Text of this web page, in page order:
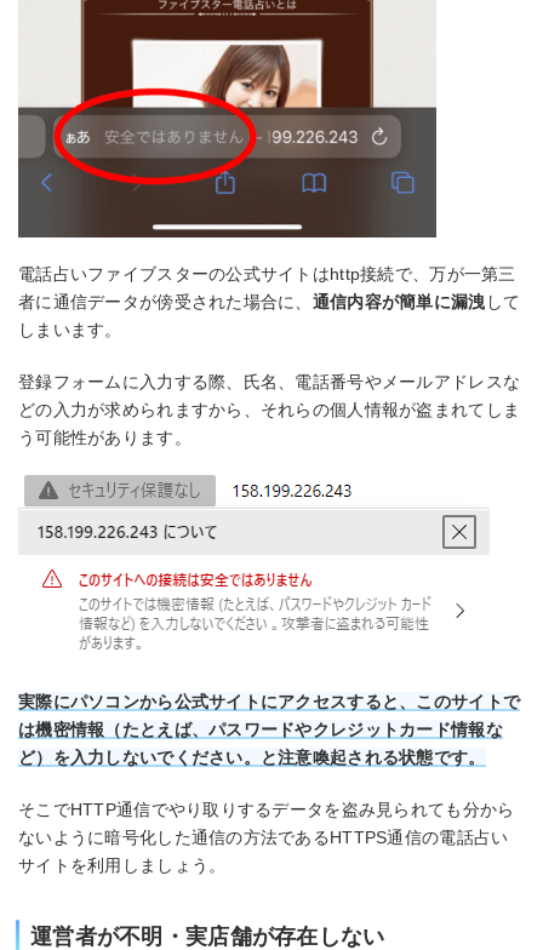
電話占いファイブスターの公式サイトはhttp接続で、万が一第三
者に通信データが傍受された場合に、 通信内容が簡単に漏洩 して
しまいます。
登録フォームに入力する際、氏名、電話番号やメールアドレスな
どの入力が求められますから、それらの個人情報が盗まれてしま
う可能性があります。
実際にパソコンから公式サイトにアクセスすると、このサイトで
は機密情報（たとえば、パスワードやクレジットカード情報な
ど）を入力しないでください。と注意喚起される状態です。
そこでHTTP通信でやり取りするデータを盗み見られても分から
ないように暗号化した通信の方法であるHTTPS通信の電話占い
サイトを利用しましょう。
運営者が不明・実店舗が存在しない